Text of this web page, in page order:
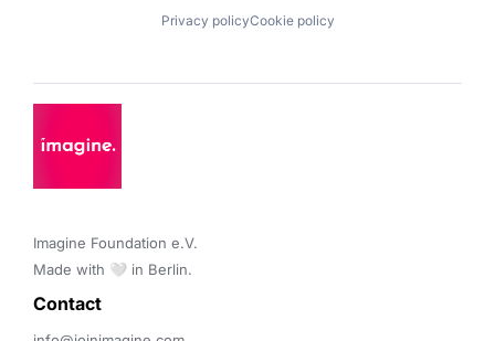
Privacy policyCookie policy
Imagine Foundation e.V.
Made with 🤍 in Berlin.
Contact